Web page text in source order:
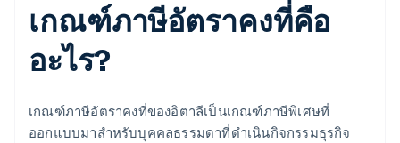
เกณฑ์ภาษีอัตราคงที่คือ
อะไร?
เกณฑ์ภาษีอัตราคงที่ของอิตาลีเป็นเกณฑ์ภาษีพิเศษที่
ออกแบบมาสำหรับบุคคลธรรมดาที่ดําเนินกิจกรรมธุรกิจ